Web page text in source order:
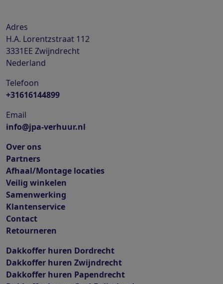
Adres
H.A. Lorentzstraat 112
3331EE Zwijndrecht
Nederland
Telefoon
+31616144899
Email
info@jpa-verhuur.nl
Over ons
Partners
Afhaal/Montage locaties
Veilig winkelen
Samenwerking
Klantenservice
Contact
Retourneren
Dakkoffer huren Dordrecht
Dakkoffer huren Zwijndrecht
Dakkoffer huren Papendrecht